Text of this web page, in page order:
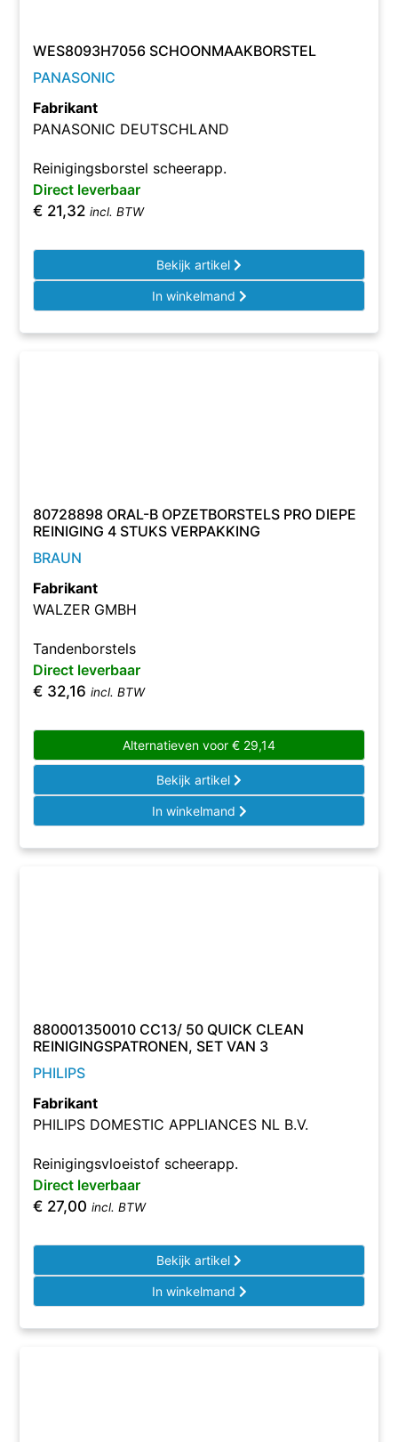
WES8093H7056 SCHOONMAAKBORSTEL
PANASONIC
Fabrikant
PANASONIC DEUTSCHLAND
Reinigingsborstel scheerapp.
Direct leverbaar
€ 21,32 incl. BTW
Bekijk artikel
In winkelmand
80728898 ORAL-B OPZETBORSTELS PRO DIEPE
REINIGING 4 STUKS VERPAKKING
BRAUN
Fabrikant
WALZER GMBH
Tandenborstels
Direct leverbaar
€ 32,16 incl. BTW
Alternatieven voor € 29,14
Bekijk artikel
In winkelmand
880001350010 CC13/ 50 QUICK CLEAN
REINIGINGSPATRONEN, SET VAN 3
PHILIPS
Fabrikant
PHILIPS DOMESTIC APPLIANCES NL B.V.
Reinigingsvloeistof scheerapp.
Direct leverbaar
€ 27,00 incl. BTW
Bekijk artikel
In winkelmand